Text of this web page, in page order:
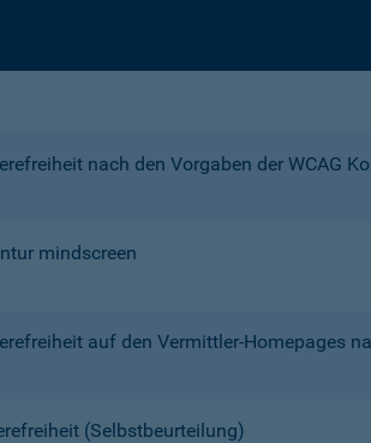
nach den Vorgaben der WCAG
mindscreen
auf den Vermittler-Homepages
(Selbstbeurteilung)